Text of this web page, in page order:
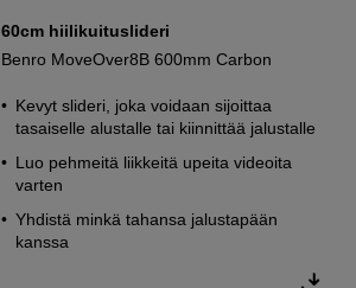
60cm hiilikuituslideri
Benro MoveOver8B 600mm Carbon
Kevyt slideri, joka voidaan sijoittaa
tasaiselle alustalle tai kiinnittää jalustalle
Luo pehmeitä liikkeitä upeita videoita
varten
Yhdistä minkä tahansa jalustapään
kanssa